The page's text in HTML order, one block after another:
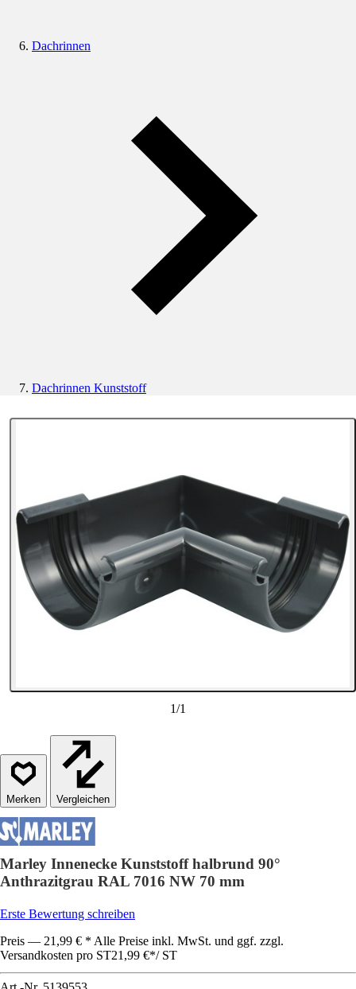
Dachrinnen
Dachrinnen Kunststoff
1/1
Vergleichen
Marley Innenecke Kunststoff halbrund 90°
Anthrazitgrau RAL 7016 NW 70 mm
Erste Bewertung schreiben
Preis — 21,99 € * Alle Preise inkl. MwSt. und ggf. zzgl.
Versandkosten pro ST21,99 €*/ ST